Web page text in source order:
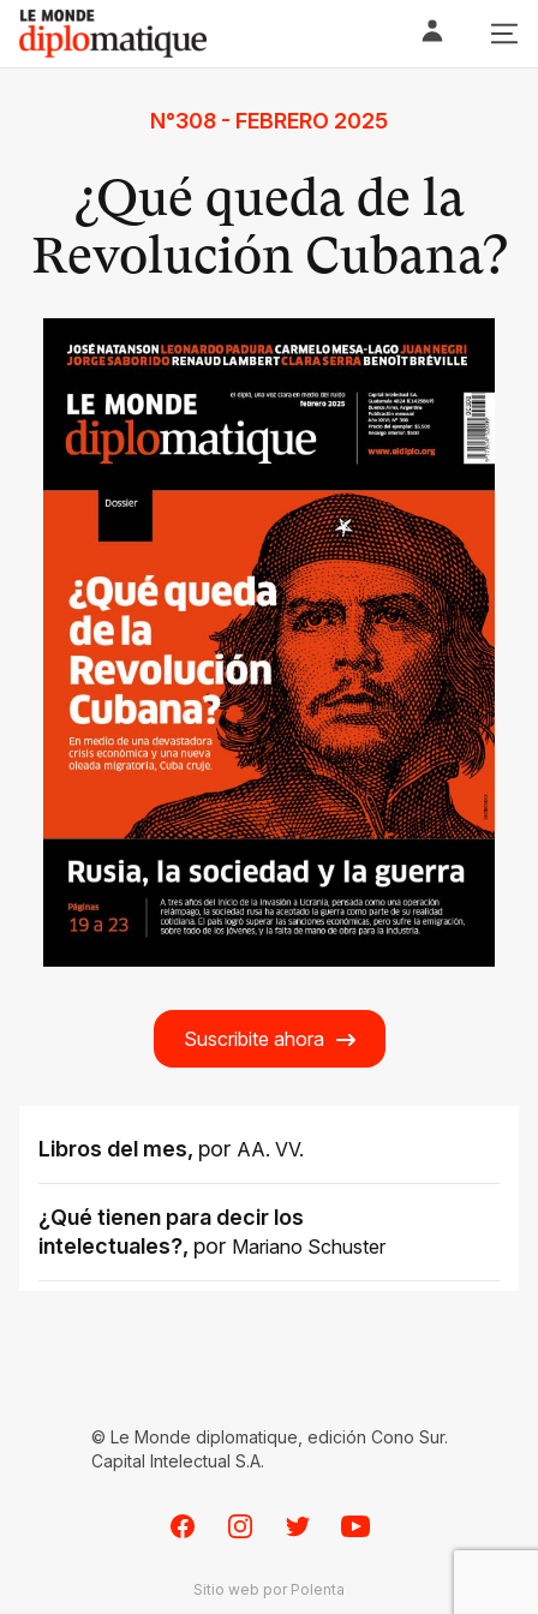
Skip
content
Le monde diplomatique
N°308 - FEBRERO 2025
¿Qué queda de la
Revolución Cubana?
Suscribite ahora
Libros del mes, por AA. VV.
¿Qué tienen para decir los
intelectuales?, por Mariano Schuster
© Le Monde diplomatique, edición Cono Sur.
Capital Intelectual S.A.
FacebookInstagramTwitterYoutube
Sitio web por Polenta